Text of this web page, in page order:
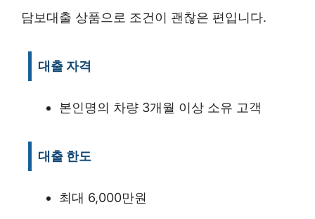
담보대출 상품으로 조건이 괜찮은 편입니다.
대출 자격
본인명의 차량 3개월 이상 소유 고객
대출 한도
최대 6,000만원